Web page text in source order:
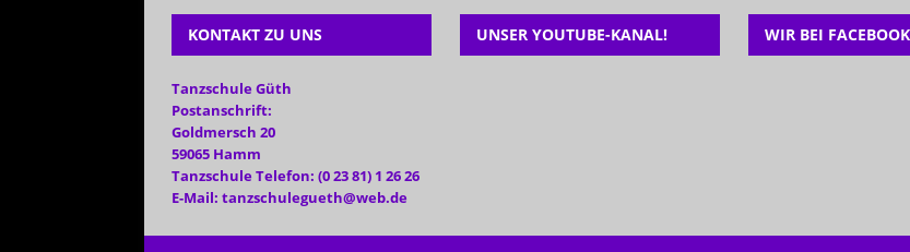
KONTAKT ZU UNS
Tanzschule Güth
Postanschrift:
Goldmersch 20
59065 Hamm
Tanzschule Telefon: (0 23 81) 1 26 26
E-Mail: tanzschulegueth@web.de
UNSER YOUTUBE-KANAL! WIR BEI